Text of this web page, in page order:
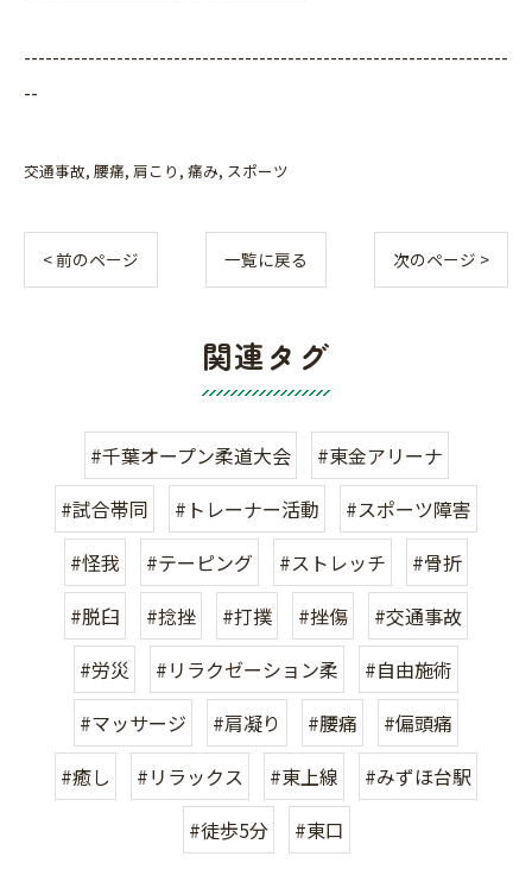
--------------------------------------------------------------------
--
交通事故 腰痛 肩こり 痛み スポーツ
< 前のページ 一覧に戻る 次のページ >
関連タグ
#千葉オープン柔道大会
#東金アリーナ
#試合帯同
#トレーナー活動
#スポーツ障害
#怪我
#テーピング #ストレッチ
#骨折
#脱臼
#捻挫 #打撲 #挫傷
#交通事故
#労災
#リラクゼーション柔
#自由施術
#マッサージ
#肩凝り #腰痛
#偏頭痛
#癒し
#リラックス #東上線
#みずほ台駅
#徒歩5分
#東口